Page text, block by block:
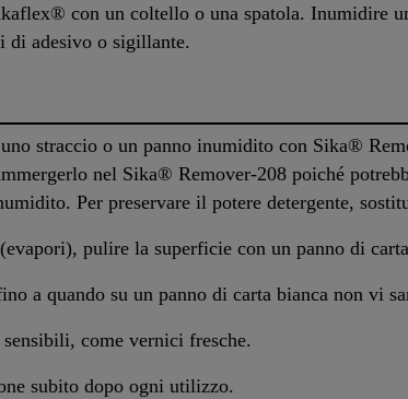
con un coltello o una spatola. Inumidire
di adesivo o sigillante.
straccio o un panno inumidito con Sika®
nel Sika® Remover-208 poiché
Per preservare il potere detergente,
pulire la superficie con un panno di
a quando su un panno di carta bianca non vi
come vernici fresche.
subito dopo ogni utilizzo.